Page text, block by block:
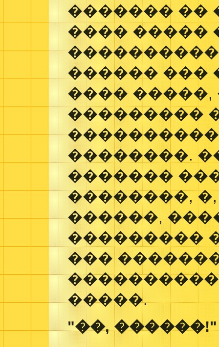
������� ��
���� �����
������ ���
���� �����,
���������
��������.
�������
��������,
������,
���������
���
�����.
"��, ������!"